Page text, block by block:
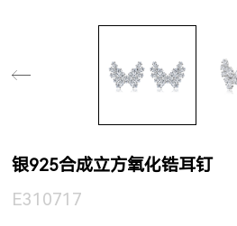
银925合成立方氧化锆耳钉
E310717